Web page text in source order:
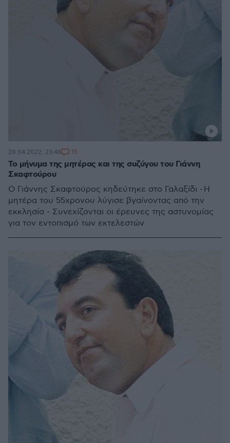
Το μήνυμα της μητέρας και της συζύγου του Γιάννη
Σκαφτούρου
Ο Γιάννης Σκαφτούρος κηδεύτηκε στο Γαλαξίδι - Η
μητέρα του 55χρονου λύγισε βγαίνοντας από την
εκκλησία - Συνεχίζονται οι έρευνες της αστυνομίας
για τον εντοπισμό των εκτελεστών
28.04.2022, 23:46 15